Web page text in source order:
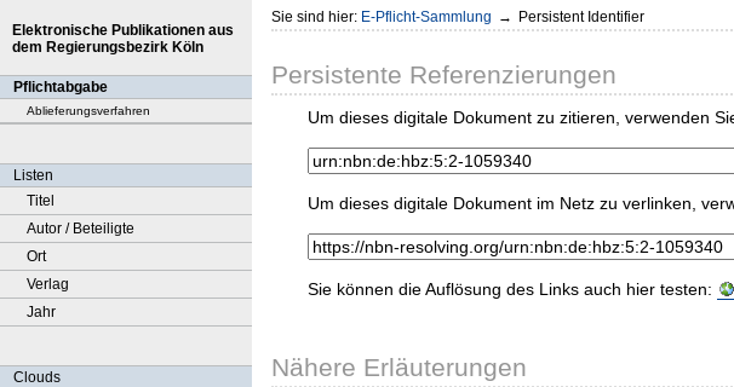
Elektronische Publikationen aus
dem Regierungsbezirk Köln
Pflichtabgabe
Ablieferungsverfahren
Listen
Titel
Autor / Beteiligte
Ort
Verlag
Jahr
Clouds
Sie sind hier: E-Pflicht-Sammlung → Persistent Identifier
Persistente Referenzierungen
Um dieses digitale Dokument zu zitieren, verwenden
Um dieses digitale Dokument im Netz zu verlinken,
Sie können die Auflösung des Links auch hier testen:
Nähere Erläuterungen